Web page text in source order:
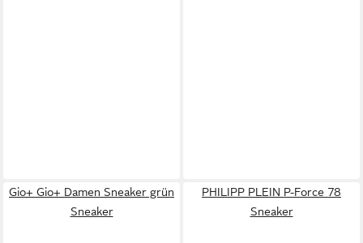
Gio+ Gio+ Damen Sneaker grün
Sneaker
PHILIPP PLEIN P-Force 78
Sneaker